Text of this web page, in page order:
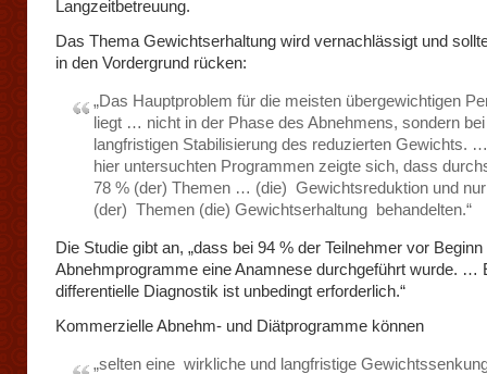
Langzeitbetreuung.
Das Thema Gewichtserhaltung wird vernachlässigt und
in den Vordergrund rücken:
„Das Hauptproblem für die meisten übergewichtigen
liegt … nicht in der Phase des Abnehmens, sondern
langfristigen Stabilisierung des reduzierten Gewichts.
hier untersuchten Programmen zeigte sich, dass
78 % (der) Themen … (die) Gewichtsreduktion und
(der) Themen (die) Gewichtserhaltung behandelten.“
Die Studie gibt an, „dass bei 94 % der Teilnehmer vor Beginn
Abnehmprogramme eine Anamnese durchgeführt wurde. …
differentielle Diagnostik ist unbedingt erforderlich.“
Kommerzielle Abnehm- und Diätprogramme können
„selten eine wirkliche und langfristige